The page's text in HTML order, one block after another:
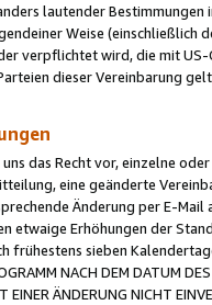
lautender
Weise (einschließlich
verpflichtet wird, die mit
dieser Vereinbarung
das Recht vor, einzelne
eine geänderte
Änderung per E-
etwaige Erhöhungen der
frühestens sieben
NACH DEM DATUM
EINER ÄNDERUNG NICHT